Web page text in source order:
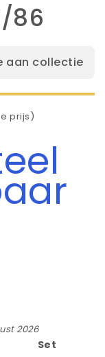
86
aan collectie
prijs)
2026
Set